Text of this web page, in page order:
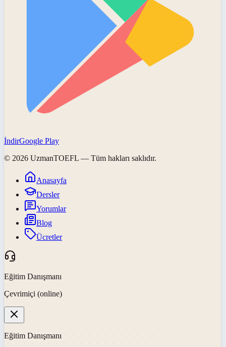
İndirGoogle Play
© 2026 UzmanTOEFL — Tüm hakları saklıdır.
Anasayfa
Dersler
Yorumlar
Blog
Ücretler
Eğitim Danışmanı
Çevrimiçi (online)
Eğitim Danışmanı